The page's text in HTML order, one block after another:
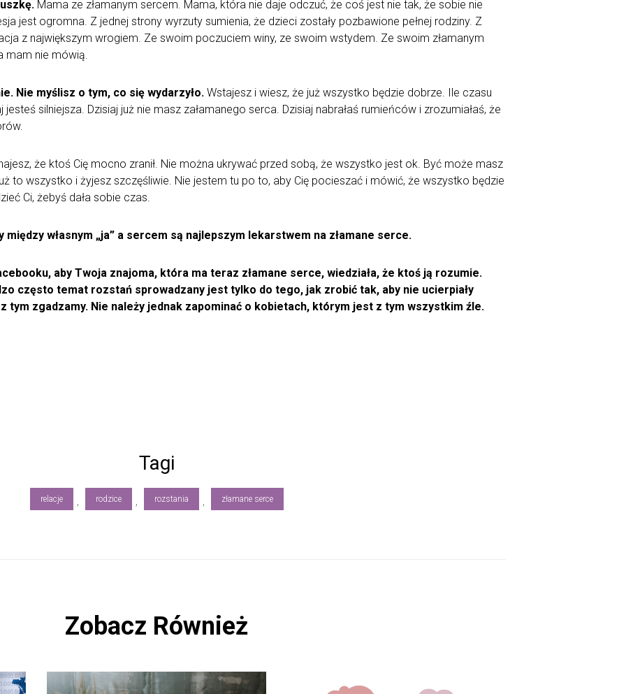
Mama ze złamanym sercem. Mama, która nie daje odczuć, że coś jest nie tak, że sobie nie
jest ogromna. Z jednej strony wyrzuty sumienia, że dzieci zostały pozbawione pełnej rodziny. Z
z największym wrogiem. Ze swoim poczuciem winy, ze swoim wstydem. Ze swoim złamanym
mam nie mówią.
Nie myślisz o tym, co się wydarzyło. Wstajesz i wiesz, że już wszystko będzie dobrze. Ile czasu
silniejsza. Dzisiaj już nie masz załamanego serca. Dzisiaj nabrałaś rumieńców i zrozumiałaś, że
że ktoś Cię mocno zranił. Nie można ukrywać przed sobą, że wszystko jest ok. Być może masz
to wszystko i żyjesz szczęśliwie. Nie jestem tu po to, aby Cię pocieszać i mówić, że wszystko będzie
Ci, żebyś dała sobie czas.
własnym „ja” a sercem są najlepszym lekarstwem na złamane serce.
aby Twoja znajoma, która ma teraz złamane serce, wiedziała, że ktoś ją rozumie.
często temat rozstań sprowadzany jest tylko do tego, jak zrobić tak, aby nie ucierpiały
tym zgadzamy. Nie należy jednak zapominać o kobietach, którym jest z tym wszystkim źle.
Tagi
relacje , rodzice , rozstania , złamane serce
Zobacz Również